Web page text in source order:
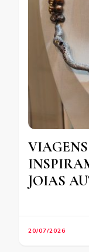
JOIAS
20/07/2026